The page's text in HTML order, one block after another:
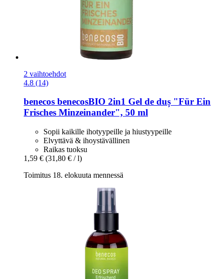
2 vaihtoehdot
4.8 (14)
benecos benecosBIO 2in1 Gel de duș "Für Ein
Frisches Minzeinander", 50 ml
Sopii kaikille ihotyypeille ja hiustyypeille
Elvyttävä & ihoystävällinen
Raikas tuoksu
1,59 € (31,80 € / l)
Toimitus 18. elokuuta mennessä